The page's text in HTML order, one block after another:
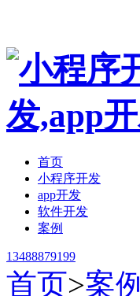
首页
小程序开发
app开发
软件开发
案例
13488879199
首页>案例